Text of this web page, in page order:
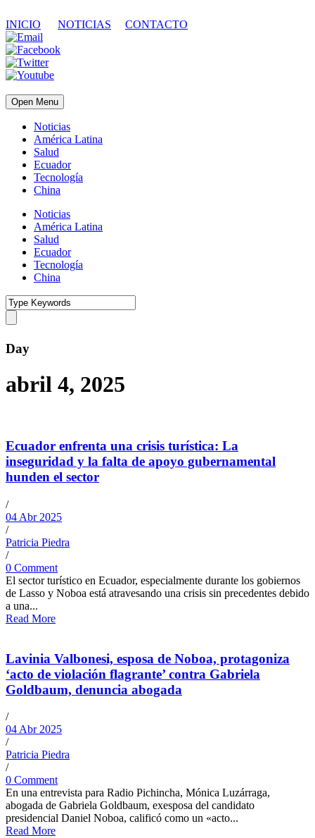
INICIO NOTICIAS CONTACTO
Open Menu
Noticias
América Latina
Salud
Ecuador
Tecnología
China
Noticias
América Latina
Salud
Ecuador
Tecnología
China
Day
abril 4, 2025
Ecuador enfrenta una crisis turística: La
inseguridad y la falta de apoyo gubernamental
hunden el sector
/
04 Abr 2025
/
Patricia Piedra
/
0 Comment
El sector turístico en Ecuador, especialmente durante los gobiernos
de Lasso y Noboa está atravesando una crisis sin precedentes debido
a una...
Read More
Lavinia Valbonesi, esposa de Noboa, protagoniza
‘acto de violación flagrante’ contra Gabriela
Goldbaum, denuncia abogada
/
04 Abr 2025
/
Patricia Piedra
/
0 Comment
En una entrevista para Radio Pichincha, Mónica Luzárraga,
abogada de Gabriela Goldbaum, exesposa del candidato
presidencial Daniel Noboa, calificó como un «acto...
Read More